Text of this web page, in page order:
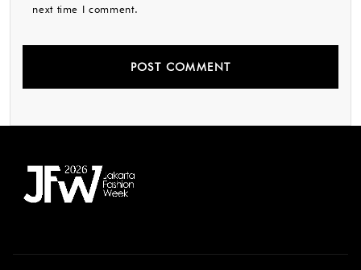
next time I comment.